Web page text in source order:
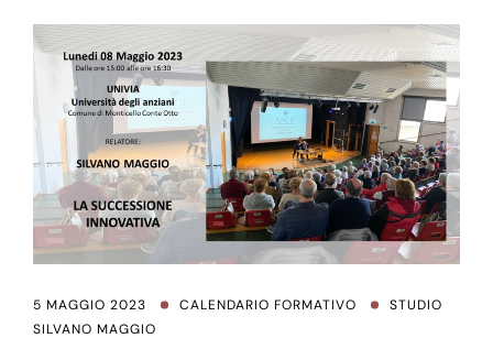
5 MAGGIO 2023 CALENDARIO FORMATIVO
STUDIO
SILVANO MAGGIO